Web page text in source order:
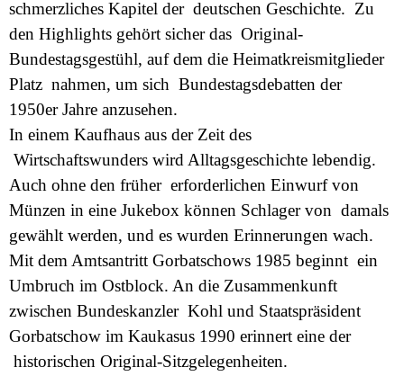
schmerzliches Kapitel der deutschen Geschichte. Zu
den Highlights gehört sicher das Original-
Bundestagsgestühl, auf dem die Heimatkreismitglieder
Platz nahmen, um sich Bundestagsdebatten der
1950er Jahre anzusehen.
In einem Kaufhaus aus der Zeit des
Wirtschaftswunders wird Alltagsgeschichte lebendig.
Auch ohne den früher erforderlichen Einwurf von
Münzen in eine Jukebox können Schlager von damals
gewählt werden, und es wurden Erinnerungen wach.
Mit dem Amtsantritt Gorbatschows 1985 beginnt ein
Umbruch im Ostblock. An die Zusammenkunft
zwischen Bundeskanzler Kohl und Staatspräsident
Gorbatschow im Kaukasus 1990 erinnert eine der
historischen Original-Sitzgelegenheiten.